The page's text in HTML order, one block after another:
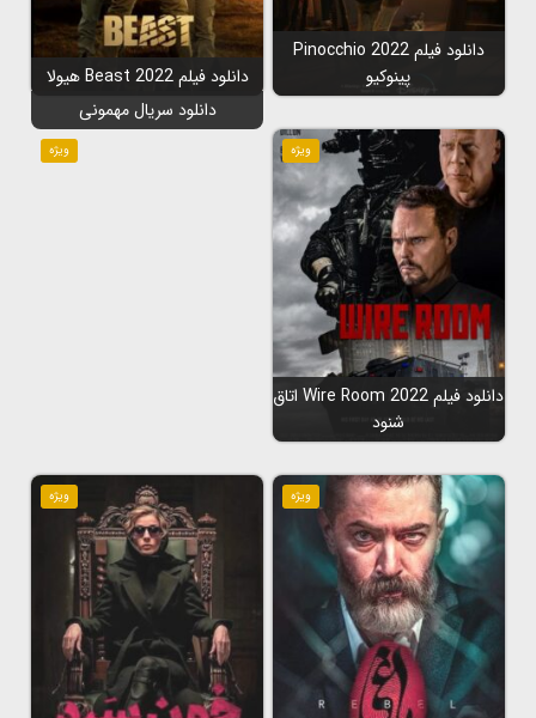
دانلود فیلم Pinocchio 2022
پینوکیو
دانلود فیلم Beast 2022 هیولا
ویژه
دانلود فیلم Wire Room 2022 اتاق
شنود
ویژه
دانلود سریال مهمونی
ویژه ویژه